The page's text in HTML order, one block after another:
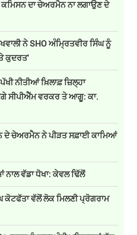
ਦਾ ਚੇਅਰਮੈਨ ਨਾ ਲਗਾਉਣ ਦੇ
ਨੇ SHO ਅੰਮ੍ਰਿਤਵੀਰ ਸਿੰਘ ਨੂੰ
ਤੇ ਕੁਦਰਤ'
ਨੀਤੀਆਂ ਖ਼ਿਲਾਫ਼ ਜ਼ਿਲ੍ਹਾ
ਸੀਪੀਐੱਮ ਵਰਕਰ ਤੇ ਆਗੂ: ਕਾ.
ਦੇ ਚੇਅਰਮੈਨ ਨੇ ਪੀੜਤ ਸਫ਼ਾਈ ਕਾਮਿਆਂ
ਨਾਲ ਵੱਡਾ ਧੋਖਾ: ਕੇਵਲ ਢਿੱਲੋਂ
ਕੋਟਫੱਤਾ ਵੱਲੋਂ ਲੋਕ ਮਿਲਣੀ ਪ੍ਰੋਗਰਾਮ